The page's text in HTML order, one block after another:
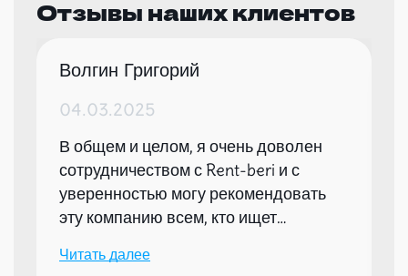
Отзывы наших клиентов
Волгин Григорий
04.03.2025
В общем и целом, я очень доволен
сотрудничеством с Rent-beri и с
уверенностью могу рекомендовать
эту компанию всем, кто ищет
мероприятий.
Читать далее